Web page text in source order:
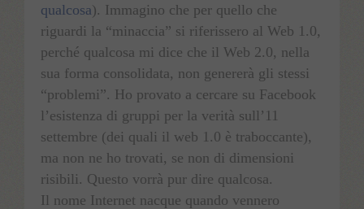
qualcosa). Immagino che per quello che
riguardi la “minaccia” si riferissero al Web 1.0,
perché qualcosa mi dice che il Web 2.0, nella
sua forma consolidata, non genererà gli stessi
“problemi”. Ho provato a cercare su Facebook
l’esistenza di gruppi per la verità sull’11
settembre (dei quali il web 1.0 è traboccante),
ma non ne ho trovati, se non di dimensioni
risibili. Questo vorrà pur dire qualcosa.
Il nome Internet nacque quando vennero